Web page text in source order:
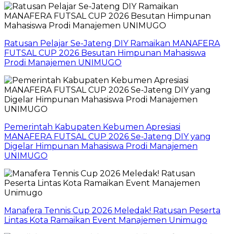
Ratusan Pelajar Se-Jateng DIY Ramaikan MANAFERA
FUTSAL CUP 2026 Besutan Himpunan Mahasiswa
Prodi Manajemen UNIMUGO
Pemerintah Kabupaten Kebumen Apresiasi
MANAFERA FUTSAL CUP 2026 Se-Jateng DIY yang
Digelar Himpunan Mahasiswa Prodi Manajemen
UNIMUGO
Manafera Tennis Cup 2026 Meledak! Ratusan Peserta
Lintas Kota Ramaikan Event Manajemen Unimugo